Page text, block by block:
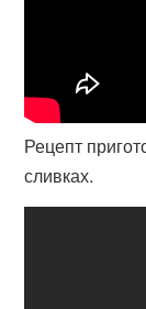
Рецепт
сливках.